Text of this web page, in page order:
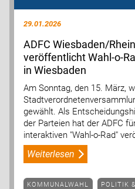
29.01.2026
ADFC Wiesbaden/
veröffentlicht Wahl-o-
in Wiesbaden
Am Sonntag, den 15. März,
gewählt. Als
der Parteien hat der ADFC
interaktiven "Wahl-o-Rad"
Weiterlesen
KOMMUNALWAHL POLITIK